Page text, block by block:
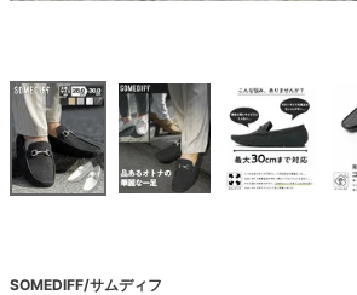
SOMEDIFF/サムディフ